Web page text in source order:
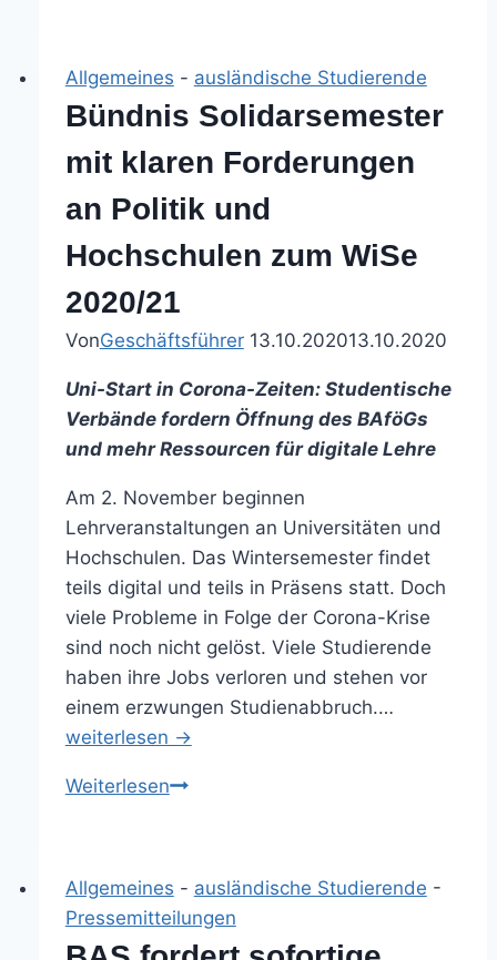
Deutschland
Allgemeines - ausländische Studierende
Bündnis Solidarsemester
mit klaren Forderungen
an Politik und
Hochschulen zum WiSe
2020/21
VonGeschäftsführer 13.10.202013.10.2020
Uni-Start in Corona-Zeiten: Studentische
Verbände fordern Öffnung des BAföGs
und mehr Ressourcen für digitale Lehre
Am 2. November beginnen
Lehrveranstaltungen an Universitäten und
Hochschulen. Das Wintersemester findet
teils digital und teils in Präsens statt. Doch
viele Probleme in Folge der Corona-Krise
sind noch nicht gelöst. Viele Studierende
haben ihre Jobs verloren und stehen vor
einem erzwungen Studienabbruch.…
weiterlesen →
WeiterlesenBündnis
Forderungen
Allgemeines - ausländische Studierende -
Pressemitteilungen